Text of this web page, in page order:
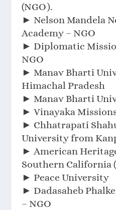
(NGO).
► Nelson Mandela
Academy – NGO
► Diplomatic
NGO
► Manav Bharti
Himachal Pradesh
► Manav Bharti
► Vinayaka
► Chhatrapati
University from
► American
Southern California
► Peace University
► Dadasaheb
– NGO